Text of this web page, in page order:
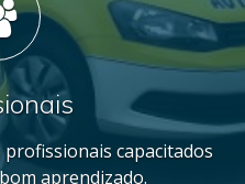
capacitados
aprendizado.